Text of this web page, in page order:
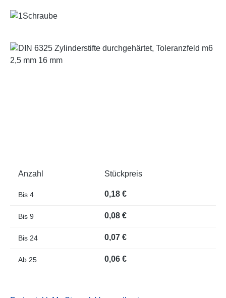
Bildergalerie überspringen
Anzahl Stückpreis
Bis 4 0,18 €
Bis 9 0,08 €
Bis 24 0,07 €
Ab 25 0,06 €